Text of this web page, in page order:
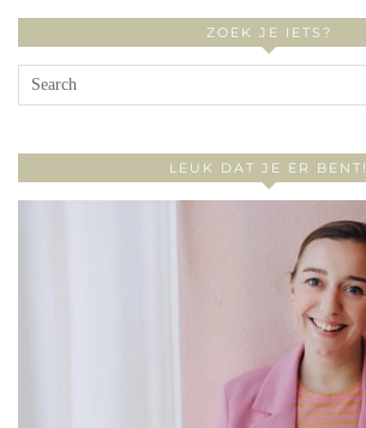
ZOEK JE IETS?
LEUK DAT JE ER BENT!